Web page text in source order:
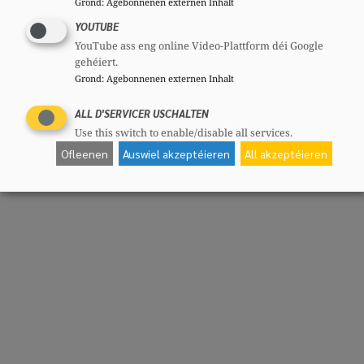
YOUTUBE
YouTube ass eng online Video-Plattform déi Google
gehéiert.
Grond: Agebonnenen externen Inhalt
ALL D'SERVICER USCHALTEN
Use this switch to enable/disable all services.
Ofleenen Auswiel akzeptéieren All akzeptéieren